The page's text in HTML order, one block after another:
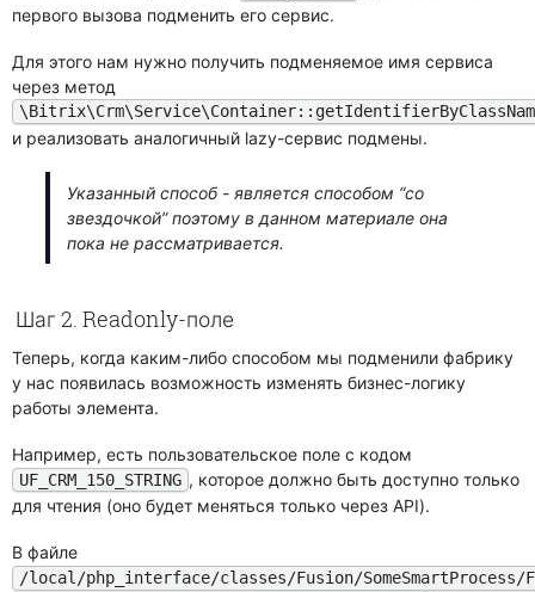
первого вызова подменить его сервис.
Для этого нам нужно получить подменяемое имя сервиса
через метод
и реализовать аналогичный lazy-сервис подмены.
Указанный способ - является способом “со
звездочкой” поэтому в данном материале она
пока не рассматривается.
Шаг 2. Readonly-поле
Теперь, когда каким-либо способом мы подменили фабрику
у нас появилась возможность изменять бизнес-логику
работы элемента.
Например, есть пользовательское поле с кодом
UF_CRM_150_STRING , которое должно быть доступно только
для чтения (оно будет меняться только через API).
В файле
/local/php_interface/classes/Fusion/SomeSmartProcess/